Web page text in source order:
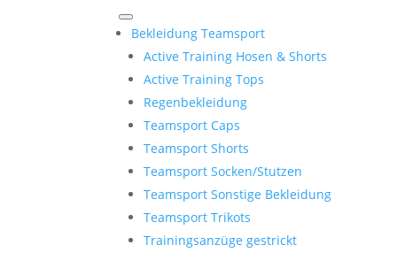
Bekleidung Teamsport
Active Training Hosen & Shorts
Active Training Tops
Regenbekleidung
Teamsport Caps
Teamsport Shorts
Teamsport Socken/Stutzen
Teamsport Sonstige Bekleidung
Teamsport Trikots
Trainingsanzüge gestrickt